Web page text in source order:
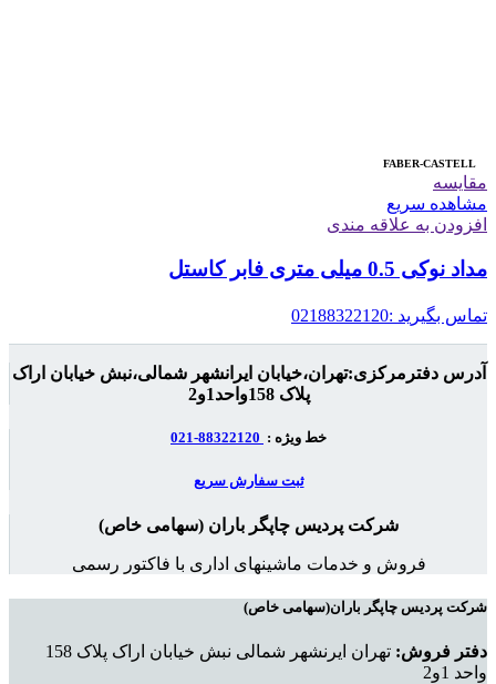
FABER-CASTELL
مقایسه
مشاهده سریع
افزودن به علاقه مندی
مداد نوکی 0.5 میلی متری فابر کاستل
تماس بگیرید :02188322120
آدرس دفترمرکزی:تهران،خیابان ایرانشهر شمالی،نبش خیابان اراک
پلاک 158واحد1و2
خط ویژه :
ثبت سفارش سریع
شرکت پردیس چاپگر باران (سهامی خاص)
فروش و خدمات ماشینهای اداری با فاکتور رسمی
شرکت پردیس چاپگر باران(سهامی خاص)
دفتر فروش:
تهران ایرنشهر شمالی نبش خیابان اراک پلاک 158
واحد 1و2